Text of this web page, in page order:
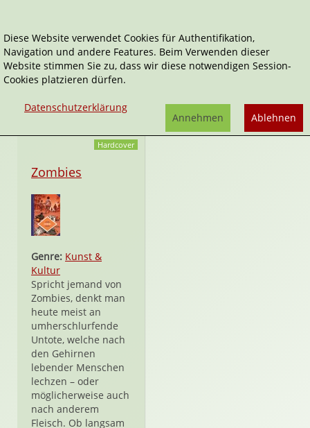
Richard Guérineau
Tätigkeitsfelder:
Hardcover
Zombies
Genre: Kunst &
Kultur
Spricht jemand von
Zombies, denkt man
heute meist an
umherschlurfende
Untote, welche nach
den Gehirnen
lebender Menschen
lechzen – oder
möglicherweise auch
nach anderem
Fleisch. Ob langsam
Diese Website verwendet Cookies für Authentifikation,
Navigation und andere Features. Beim Verwenden dieser
Website stimmen Sie zu, dass wir diese notwendigen Session-
Cookies platzieren dürfen.
Datenschutzerklärung
Ablehnen
Annehmen